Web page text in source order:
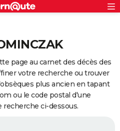
page au carnet des décès des
votre recherche ou trouver
plus ancien en tapant
ou le code postal d'une
ci-dessous.